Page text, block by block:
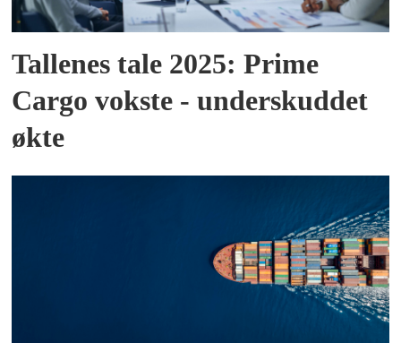
Tallenes tale 2025: Prime
Cargo vokste - underskuddet
økte